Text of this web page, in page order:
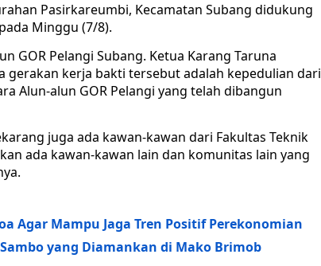
Pasirkareumbi, Kecamatan Subang didukung
Minggu (7/8).
GOR Pelangi Subang. Ketua Karang Taruna
kerja bakti tersebut adalah kepedulian dari
Alun-alun GOR Pelangi yang telah dibangun
juga ada kawan-kawan dari Fakultas Teknik
ada kawan-kawan lain dan komunitas lain yang
Agar Mampu Jaga Tren Positif Perekonomian
yang Diamankan di Mako Brimob